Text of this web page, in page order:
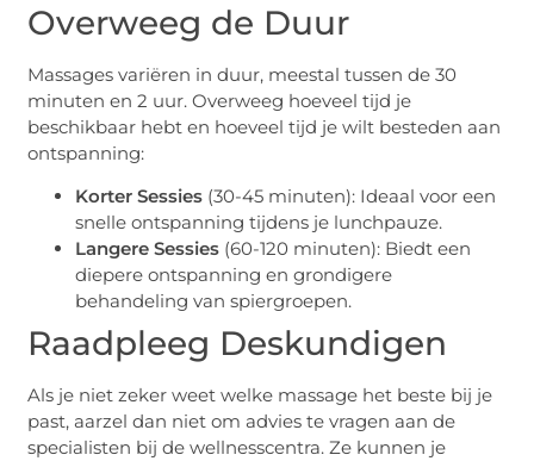
Overweeg de Duur
Massages variëren in duur, meestal tussen de 30
minuten en 2 uur. Overweeg hoeveel tijd je
beschikbaar hebt en hoeveel tijd je wilt besteden aan
ontspanning:
Korter Sessies (30-45 minuten): Ideaal voor een
snelle ontspanning tijdens je lunchpauze.
Langere Sessies (60-120 minuten): Biedt een
diepere ontspanning en grondigere
behandeling van spiergroepen.
Raadpleeg Deskundigen
Als je niet zeker weet welke massage het beste bij je
past, aarzel dan niet om advies te vragen aan de
specialisten bij de wellnesscentra. Ze kunnen je